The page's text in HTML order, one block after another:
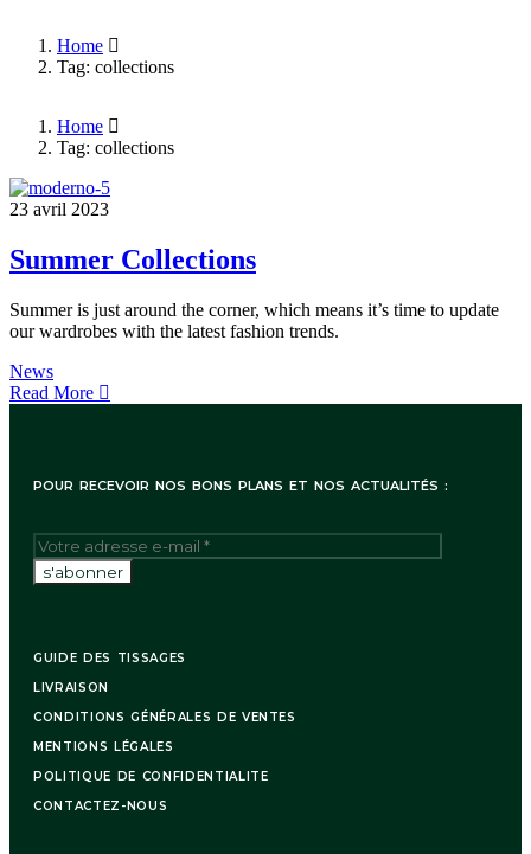
Home
Tag: collections
Home
Tag: collections
23 avril 2023
Summer Collections
Summer is just around the corner, which means it’s time to update
our wardrobes with the latest fashion trends.
News
Read More
POUR RECEVOIR NOS BONS PLANS ET NOS ACTUALITÉS :
GUIDE DES TISSAGES
LIVRAISON
CONDITIONS GÉNÉRALES DE VENTES
MENTIONS LÉGALES
POLITIQUE DE CONFIDENTIALITE
CONTACTEZ-NOUS